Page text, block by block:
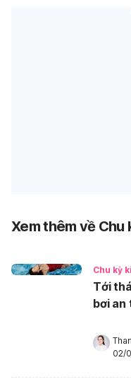
Xem thêm về Chu
Chu kỳ
Tới
bơi an
02/